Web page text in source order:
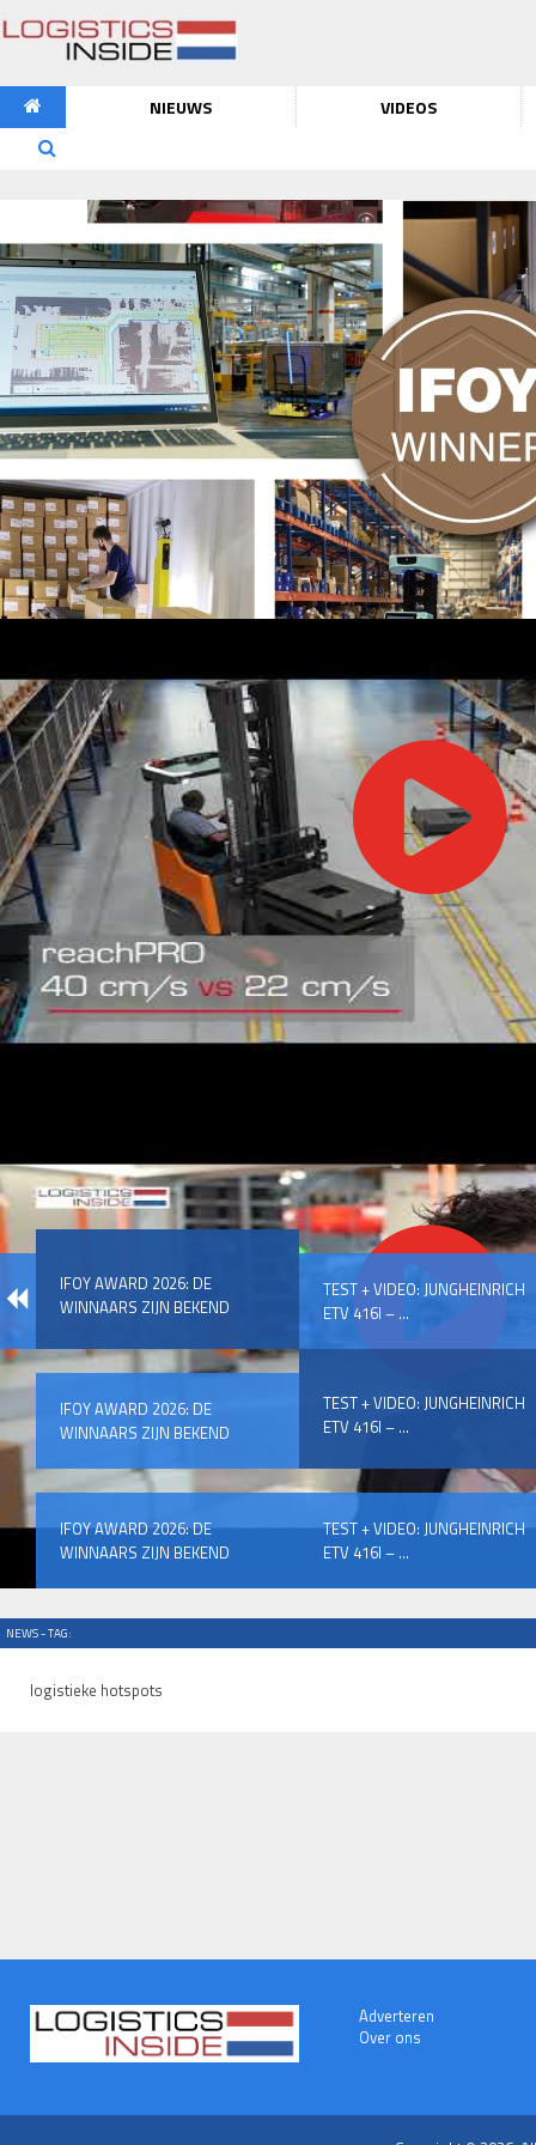
NIEUWS VIDEOS
IFOY AWARD 2026: DE
WINNAARS ZIJN BEKEND
TEST + VIDEO: JUNGHEINRICH
ETV 416I – ...
IFOY AWARD 2026: DE
WINNAARS ZIJN BEKEND
TEST + VIDEO: JUNGHEINRICH
ETV 416I – ...
IFOY AWARD 2026: DE
WINNAARS ZIJN BEKEND
TEST + VIDEO: JUNGHEINRICH
ETV 416I – ...
NEWS - TAG:
logistieke hotspots
Adverteren
Over ons